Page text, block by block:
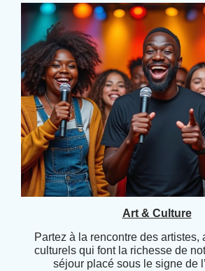
Art & Culture
Partez à la rencontre des artistes,
culturels qui font la richesse de
séjour placé sous le signe de